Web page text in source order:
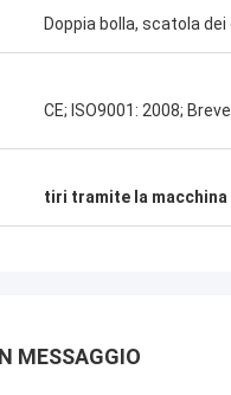
Doppia bolla, scatola dei
CE; ISO9001: 2008;
tiri tramite la
MESSAGGIO